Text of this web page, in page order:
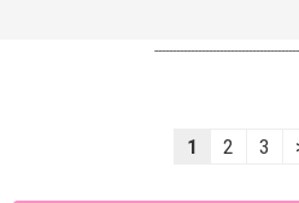
1 2 3